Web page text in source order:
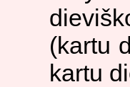
(kartu
kartu